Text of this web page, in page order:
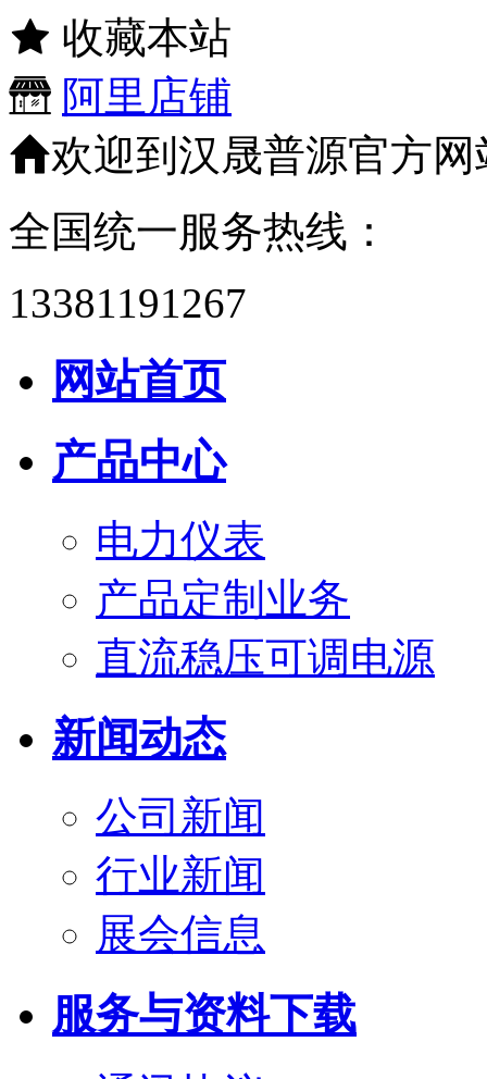
收藏本站
阿里店铺
欢迎到汉晟普源官方网
全国统一服务热线：
13381191267
网站首页
产品中心
电力仪表
产品定制业务
直流稳压可调电源
新闻动态
公司新闻
行业新闻
展会信息
服务与资料下载